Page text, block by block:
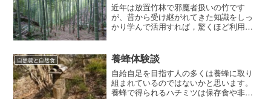
近年は放置竹林で邪魔者扱いの竹です
が、昔から受け継がれてきた知識をしっ
かり学んで活用すれば，驚くほど利用価
もある竹の品種ですが、有用な竹は３種
類（孟宗竹、真竹、破竹）。...
自然農と自然食 養蜂体験談
自給自足を目指す人の多くは養蜂に取り
組まれているのではないかと思います。
養蜂で得られるハチミツは保存食や非常